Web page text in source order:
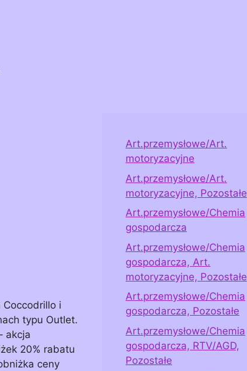
i
typu Outlet.
akcja
20% rabatu
ceny
Art.przemysłowe/Art.
motoryzacyjne
Art.przemysłowe/Art.
motoryzacyjne, Pozostałe
Art.przemysłowe/Chemia
gospodarcza
Art.przemysłowe/Chemia
gospodarcza, Art.
motoryzacyjne, Pozostałe
Art.przemysłowe/Chemia
gospodarcza, Pozostałe
Art.przemysłowe/Chemia
gospodarcza, RTV/AGD,
Pozostałe